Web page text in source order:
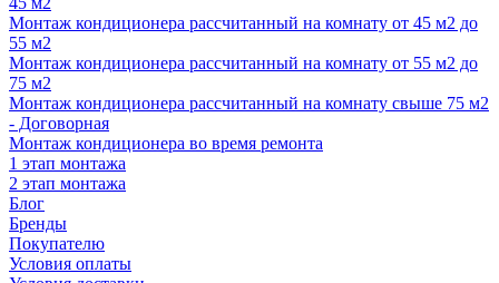
Монтаж кондиционера рассчитанный на комнату от 45 м2 до
55 м2
Монтаж кондиционера рассчитанный на комнату от 55 м2 до
75 м2
Монтаж кондиционера рассчитанный на комнату свыше 75 м2
- Договорная
Монтаж кондиционера во время ремонта
1 этап монтажа
2 этап монтажа
Блог
Бренды
Покупателю
Условия оплаты